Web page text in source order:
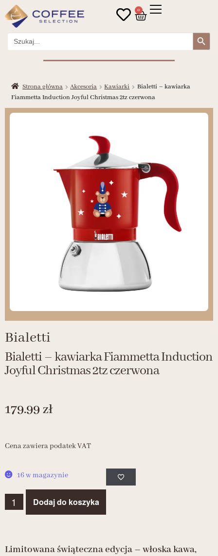
0
Search
for:
Search Button
Strona główna Akcesoria Kawiarki
Bialetti – kawiarka
Fiammetta Induction Joyful Christmas 2tz czerwona
Bialetti
Bialetti – kawiarka Fiammetta Induction
Joyful Christmas 2tz czerwona
179.99 zł
Cena zawiera podatek VAT
16 w magazynie
Dodaj do koszyka
Limitowana świąteczna edycja – włoska kawa,